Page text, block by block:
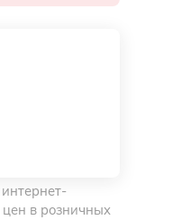
цен в розничных